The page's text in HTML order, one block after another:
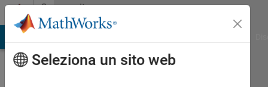
Vai al contenutoCommunity
Profile
Seleziona un sito web